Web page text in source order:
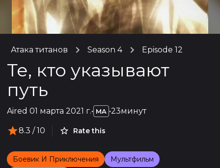
Атака титанов Season 4 Episode 12
Те, кто указывают
путь
Aired 01 марта 2021 г.• MA •23минут
8.3 / 10 Rate this
Боевик И Приключения
Мультфильм